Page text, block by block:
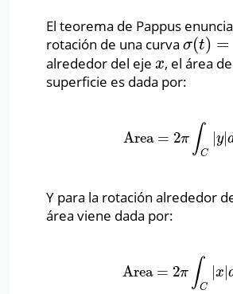
El teorema de Pappus
rotación de una curva σ(t) =
σ(t)= x(t
alrededor del eje x
x, el área
superficie es dada por:
Area = 2π ∫C
y|
Area =2 π∫C |y dS
Y para la rotación alrededor
área viene dada por:
Area = 2π ∫C
x
Area =2 π∫C |x dS